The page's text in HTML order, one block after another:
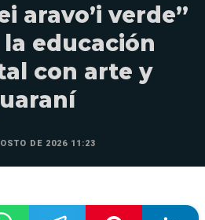
aravo’i verde”
educación
con arte y
DE 2026 11:23